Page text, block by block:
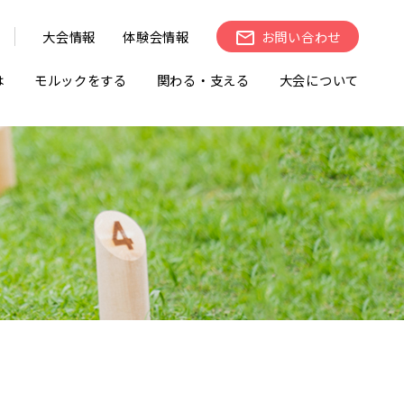
大会情報 体験会情報 お問い合わせ
モルックをする 関わる・支える 大会について